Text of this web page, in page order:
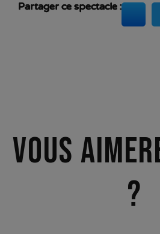
Partager ce spectacle :
Vous
?